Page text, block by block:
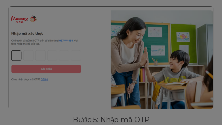
Bước 5: Nhập mã OTP